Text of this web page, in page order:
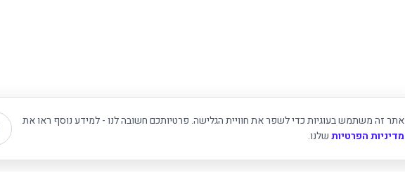
אתר זה משתמש בעוגיות כדי לשפר את חוויית הגלישה. פרטיותכם חשובה לנו - למידע נוסף ראו את
מדיניות הפרטיותשלנו.